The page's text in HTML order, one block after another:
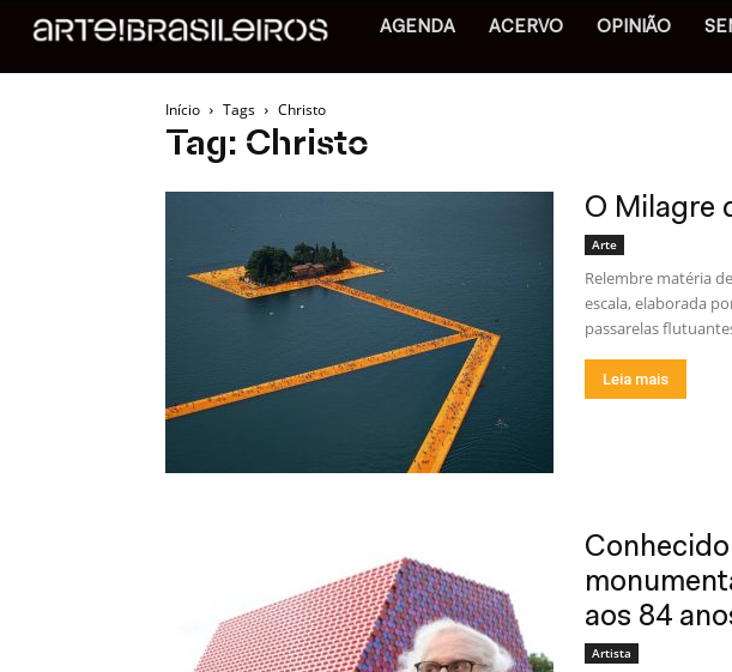
AGENDA ACERVO OPINIÃO
Início Tags Christo
Tag: Christo
O Milagre
Arte
Relembre matéria
escala, elaborada
passarelas
Leia mais
aos 84
Artista